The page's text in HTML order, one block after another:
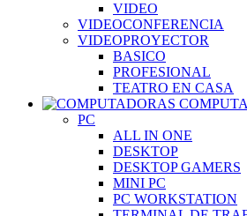
VIDEO
VIDEOCONFERENCIA
VIDEOPROYECTOR
BASICO
PROFESIONAL
TEATRO EN CASA
PC
ALL IN ONE
DESKTOP
DESKTOP GAMERS
MINI PC
PC WORKSTATION